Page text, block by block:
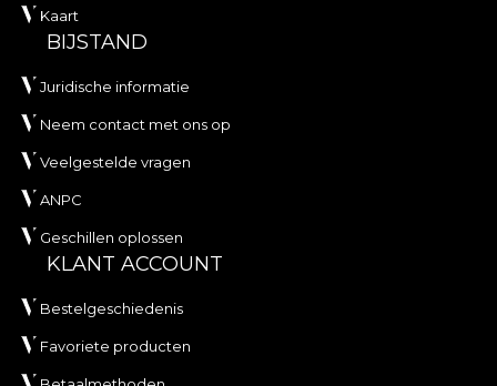
Kaart
BIJSTAND
Juridische informatie
Neem contact met ons op
Veelgestelde vragen
ANPC
Geschillen oplossen
KLANT ACCOUNT
Bestelgeschiedenis
Favoriete producten